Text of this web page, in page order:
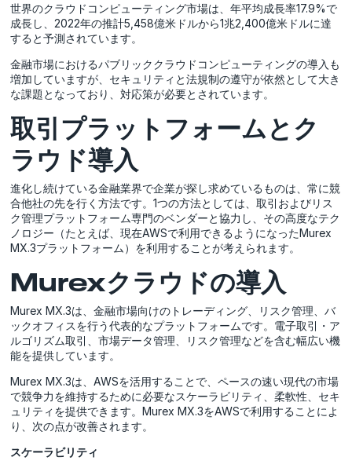
世界のクラウドコンピューティング市場は、年平均成長率17.9%で
成長し、2022年の推計5,458億米ドルから1兆2,400億米ドルに達
すると予測されています。
金融市場におけるパブリッククラウドコンピューティングの導入も
増加していますが、セキュリティと法規制の遵守が依然として大き
な課題となっており、対応策が必要とされています。
取引プラットフォームとク
ラウド導入
進化し続けている金融業界で企業が探し求めているものは、常に競
合他社の先を行く方法です。1つの方法としては、取引およびリス
ク管理プラットフォーム専門のベンダーと協力し、その高度なテク
ノロジー（たとえば、現在AWSで利用できるようになったMurex
MX.3プラットフォーム）を利用することが考えられます。
Murexクラウドの導入
Murex MX.3は、金融市場向けのトレーディング、リスク管理、バ
ックオフィスを行う代表的なプラットフォームです。電子取引・ア
ルゴリズム取引、市場データ管理、リスク管理などを含む幅広い機
能を提供しています。
Murex MX.3は、AWSを活用することで、ペースの速い現代の市場
で競争力を維持するために必要なスケーラビリティ、柔軟性、セキ
ュリティを提供できます。Murex MX.3をAWSで利用することによ
り、次の点が改善されます。
スケーラビリティ